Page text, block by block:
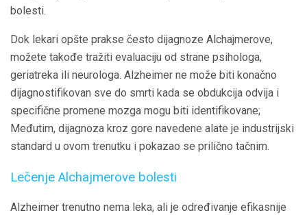
bolesti.
Dok lekari opšte prakse često dijagnoze Alchajmerove,
možete takođe tražiti evaluaciju od strane psihologa,
geriatreka ili neurologa. Alzheimer ne može biti konačno
dijagnostifikovan sve do smrti kada se obdukcija odvija i
specifične promene mozga mogu biti identifikovane;
Međutim, dijagnoza kroz gore navedene alate je industrijski
standard u ovom trenutku i pokazao se prilično tačnim.
Lečenje Alchajmerove bolesti
Alzheimer trenutno nema leka, ali je određivanje efikasnije